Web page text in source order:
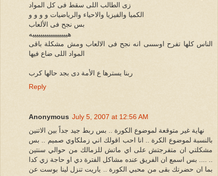
زى الطالب اللى سقط فى كل المواد
الكميا والفيزيا والاحياء والرياضيات و و و و
بس نجح فى الألعاب
هييييييييييييييييييه
الناس كلها تفرح اوىىىىىى انه نجح فى الالعاب ومش مشكلة باقى
المواد اللى ضاع فيها
ربنا يسترها ع الأمة دى بجد حالها كرب
Reply
Anonymous July 5, 2007 at 12:56 AM
نهاية غير متوقعة لموضوع الكورة .. بس ربط جيد جداً بين الاتنين
بالنسبة لموضوع الكرة .. انا احب اقولك اني زملكاوي صميم .. بس
مشكلتي ان متفرجتش على اي ماتش للزمالك من حوالي سنتين
بما ان حضرتك بقى من محبي الكورة .. ياريت تنزل لينا بوست عن